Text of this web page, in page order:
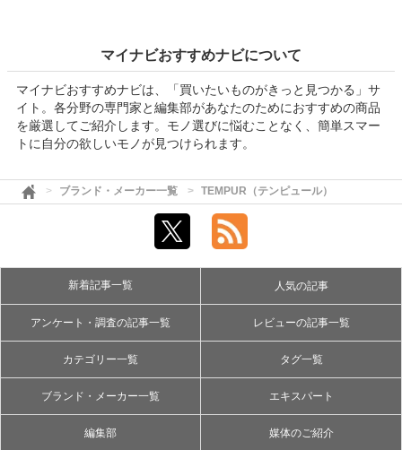
マイナビおすすめナビについて
マイナビおすすめナビは、「買いたいものがきっと見つかる」サ
イト。各分野の専門家と編集部があなたのためにおすすめの商品
を厳選してご紹介します。モノ選びに悩むことなく、簡単スマー
トに自分の欲しいモノが見つけられます。
ブランド・メーカー一覧 TEMPUR（テンピュール）
新着記事一覧 人気の記事
アンケート・調査の記事一覧 レビューの記事一覧
カテゴリー一覧 タグ一覧
ブランド・メーカー一覧 エキスパート
編集部 媒体のご紹介